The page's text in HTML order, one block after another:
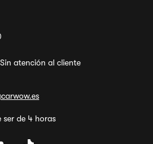
atención al cliente
ser de 4 horas